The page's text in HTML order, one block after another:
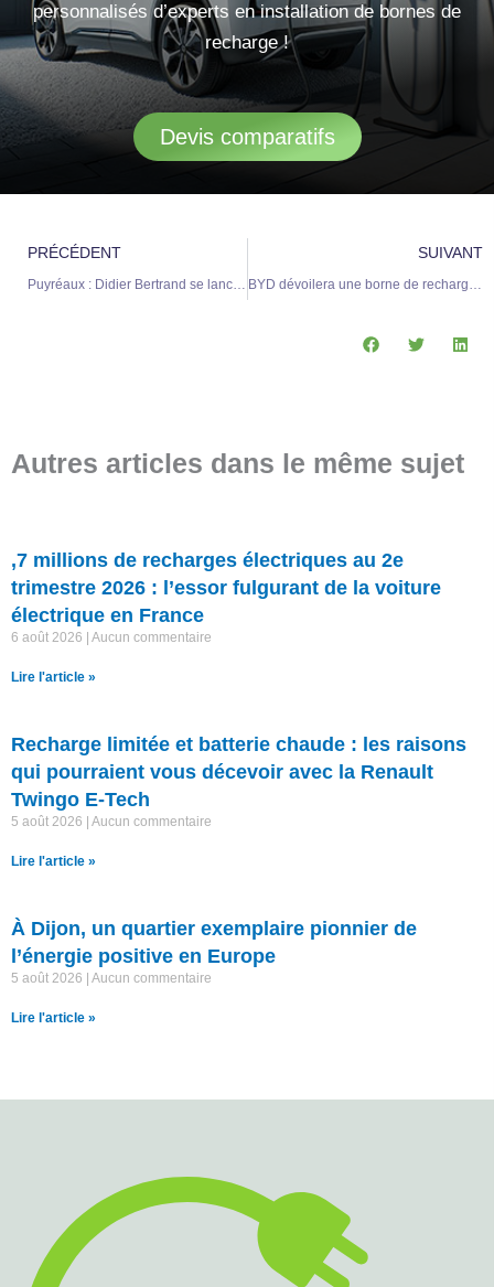
personnalisés d’experts en installation de bornes de
recharge !
Devis comparatifs
Précédent
PRÉCÉDENT
Puyréaux : Didier Bertrand se lance pour un troisième mandat le 15 mars prochain
SUIVANT
BYD dévoilera une borne de recharge révolutionnaire aux performances inédites
Autres articles dans le même sujet
,7 millions de recharges électriques au 2e
trimestre 2026 : l’essor fulgurant de la voiture
électrique en France
6 août 2026 Aucun commentaire
Lire l'article »
Recharge limitée et batterie chaude : les raisons
qui pourraient vous décevoir avec la Renault
Twingo E-Tech
5 août 2026 Aucun commentaire
Lire l'article »
À Dijon, un quartier exemplaire pionnier de
l’énergie positive en Europe
5 août 2026 Aucun commentaire
Lire l'article »